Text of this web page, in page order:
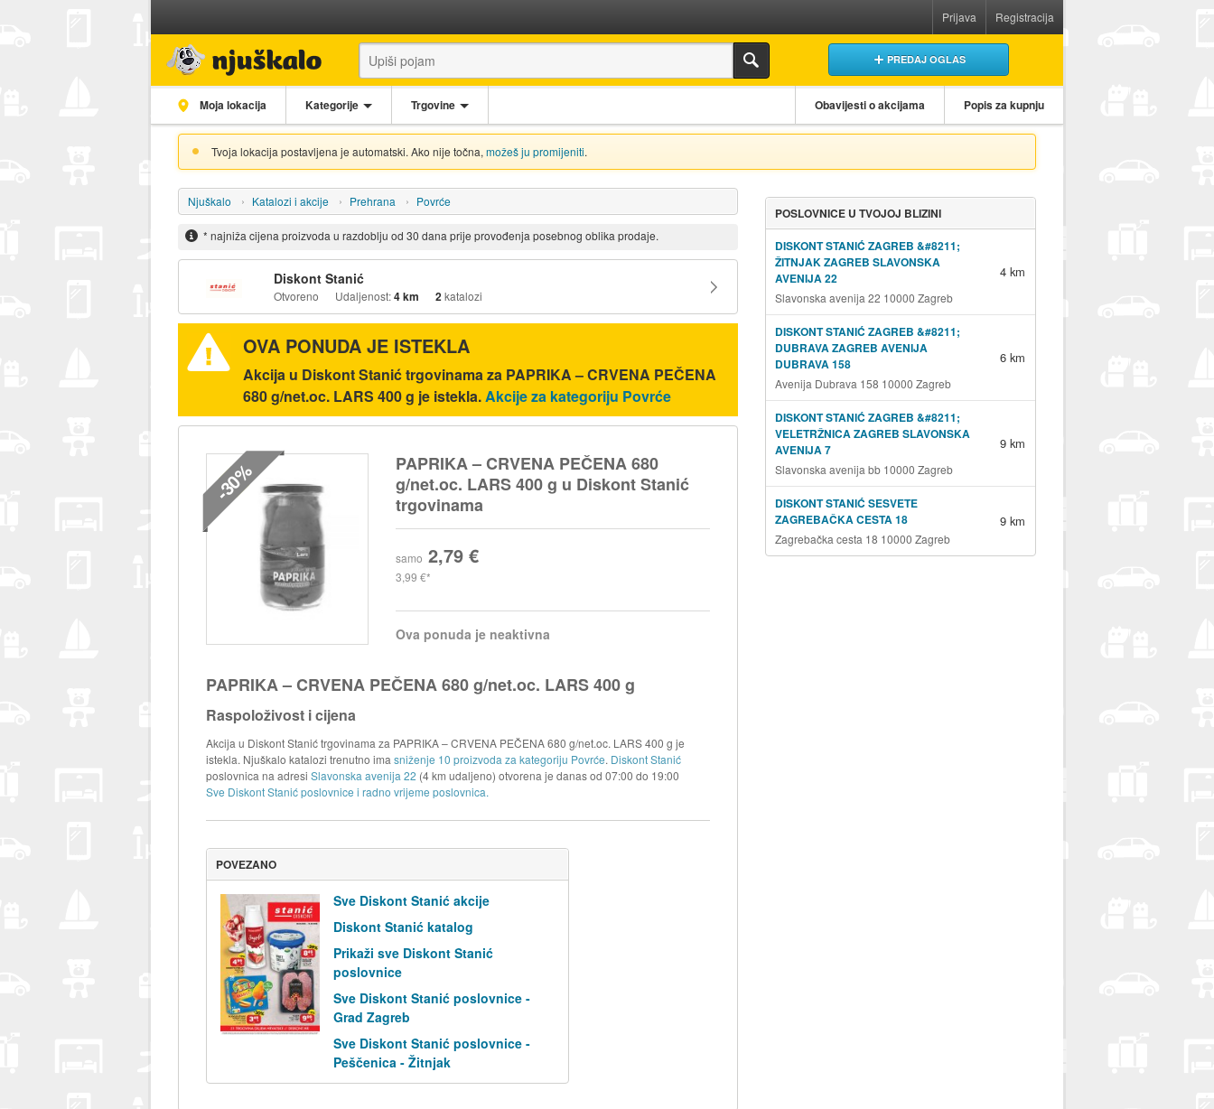
Prijava Registracija
PREDAJ OGLAS
Moja lokacija Kategorije Trgovine Obavijesti o akcijama Popis za kupnju
Tvoja lokacija postavljena je automatski. Ako nije točna, možeš ju promijeniti.
Njuškalo Katalozi i akcije Prehrana Povrće
* najniža cijena proizvoda u razdoblju od 30 dana prije provođenja posebnog oblika prodaje.
Diskont Stanić
Otvoreno Udaljenost:4 km 2katalozi
OVA PONUDA JE ISTEKLA
Akcija u Diskont Stanić trgovinama za PAPRIKA – CRVENA PEČENA
680 g/net.oc. LARS 400 g je istekla.Akcije za kategoriju Povrće
-30%
PAPRIKA – CRVENA PEČENA 680
g/net.oc. LARS 400 g u Diskont Stanić
trgovinama
samo 2,79 €
3,99 €
Ova ponuda je neaktivna
PAPRIKA – CRVENA PEČENA 680 g/net.oc. LARS 400 g
Raspoloživost i cijena
Akcija u Diskont Stanić trgovinama za PAPRIKA – CRVENA PEČENA 680 g/net.oc. LARS 400 g je
istekla. Njuškalo katalozi trenutno ima sniženje 10 proizvoda za kategoriju Povrće. Diskont Stanić
poslovnica na adresi Slavonska avenija 22 (4 km udaljeno) otvorena je danas od 07:00 do 19:00
Sve Diskont Stanić poslovnice i radno vrijeme poslovnica.
POVEZANO
Sve Diskont Stanić akcije
Diskont Stanić katalog
Prikaži sve Diskont Stanić
poslovnice
Sve Diskont Stanić poslovnice -
Grad Zagreb
Sve Diskont Stanić poslovnice -
Peščenica - Žitnjak
POSLOVNICE U TVOJOJ BLIZINI
DISKONT STANIĆ ZAGREB &#8211;
ŽITNJAK ZAGREB SLAVONSKA
AVENIJA 22
Slavonska avenija 22 10000 Zagreb
4 km
DISKONT STANIĆ ZAGREB &#8211;
DUBRAVA ZAGREB AVENIJA
DUBRAVA 158
Avenija Dubrava 158 10000 Zagreb
6 km
DISKONT STANIĆ ZAGREB &#8211;
VELETRŽNICA ZAGREB SLAVONSKA
AVENIJA 7
Slavonska avenija bb 10000 Zagreb
9 km
DISKONT STANIĆ SESVETE
ZAGREBAČKA CESTA 18
Zagrebačka cesta 18 10000 Zagreb
9 km